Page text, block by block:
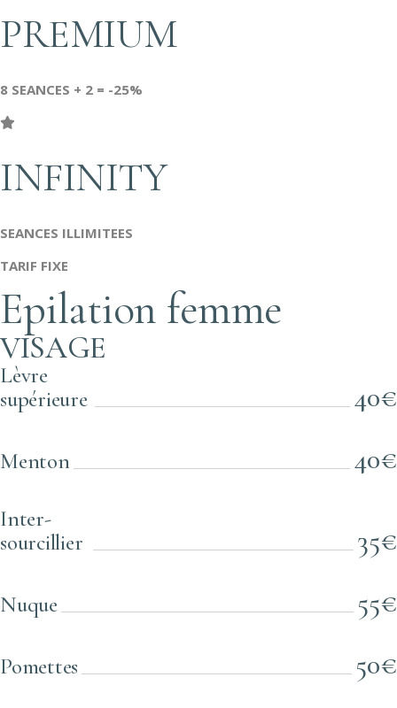
PREMIUM
8 SEANCES + 2 = -25%
INFINITY
SEANCES ILLIMITEES
TARIF FIXE
Epilation femme
VISAGE
Lèvre
supérieure
40€
Menton 40€
Inter-
sourcillier
35€
Nuque 55€
Pomettes 50€